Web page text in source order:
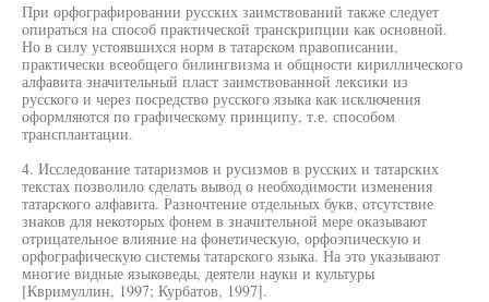
При орфографировании русских заимствований также следует
опираться на способ практической транскрипции как основной.
Но в силу устоявшихся норм в татарском правописании,
практически всеобщего билингвизма и общности кириллического
алфавита значительный пласт заимствованной лексики из
русского и через посредство русского языка как исключения
оформляются по графическому принципу, т.е. способом
трансплантации.
4. Исследование татаризмов и русизмов в русских и татарских
текстах позволило сделать вывод о необходимости изменения
татарского алфавита. Разночтение отдельных букв, отсутствие
знаков для некоторых фонем в значительной мере оказывают
отрицательное влияние на фонетическую, орфоэпическую и
орфографическую системы татарского языка. На это указывают
многие видные языковеды, деятели науки и культуры
[Квримуллин, 1997; Курбатов, 1997].